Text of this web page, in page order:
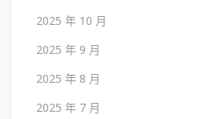
2025 年 10 月
2025 年 9 月
2025 年 8 月
2025 年 7 月